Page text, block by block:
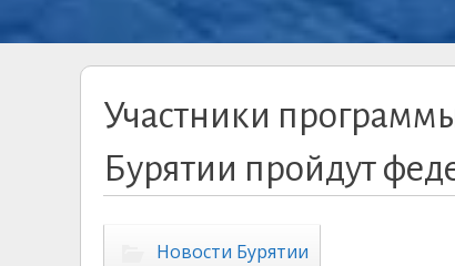
Участники
Бурятии пройдут
Новости Бурятии